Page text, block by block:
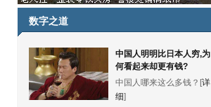
数字之道
中国人明明比日本人穷,为
何看起来却更有钱?
中国人哪来这么多钱？[详
细]